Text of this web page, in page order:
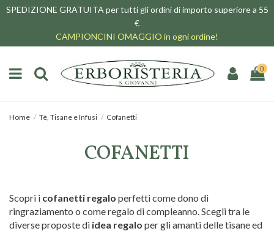
SPEDIZIONE GRATUITA per tutti gli ordini di importo superiore a 55
€
CAMPIONCINI OMAGGIO in ogni ordine!
0
Home Tè, Tisane e Infusi Cofanetti
COFANETTI
Scopri i cofanetti regalo perfetti come dono di
ringraziamento o come regalo di compleanno. Scegli tra le
diverse proposte di idea regalo per gli amanti delle tisane ed